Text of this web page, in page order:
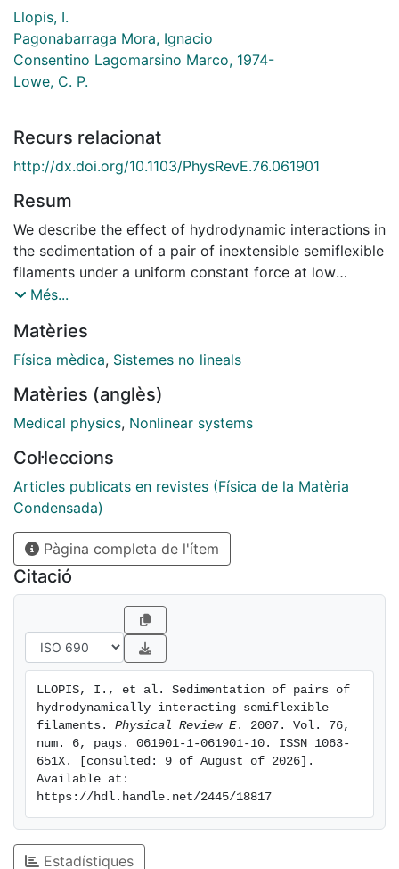
Llopis, I.
Pagonabarraga Mora, Ignacio
Consentino Lagomarsino Marco, 1974-
Lowe, C. P.
Recurs relacionat
http://dx.doi.org/10.1103/PhysRevE.76.061901
Resum
We describe the effect of hydrodynamic interactions in
the sedimentation of a pair of inextensible semiflexible
filaments under a uniform constant force at low
Reynolds numbers. We have analyzed the different
simple geometries, which allow us to highlight the
peculiarities of the interplay between elastic and
breaking effects associated to the geometry of the
fibers gives rise to characteristic motion which give
filaments.
Més...
Matèries
Física mèdica, Sistemes no lineals
Matèries (anglès)
Medical physics, Nonlinear systems
Col·leccions
Articles publicats en revistes (Física de la Matèria
Condensada)
Pàgina completa de l'ítem
Citació
LLOPIS, I., et al. Sedimentation of pairs of
hydrodynamically interacting semiflexible
filaments. Physical Review E. 2007. Vol. 76,
num. 6, pags. 061901-1-061901-10. ISSN 1063-
651X. [consulted: 9 of August of 2026].
Available at:
https://hdl.handle.net/2445/18817
Estadístiques